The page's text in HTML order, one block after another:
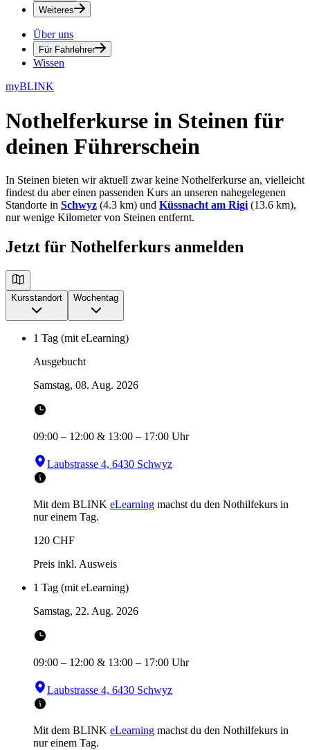
Weiteres
Über uns
Für Fahrlehrer
Wissen
myBLINK
Nothelferkurse in Steinen für
deinen Führerschein
In Steinen bieten wir aktuell zwar keine Nothelferkurse an, vielleicht
findest du aber einen passenden Kurs an unseren nahegelegenen
Standorte in Schwyz (4.3 km) und Küssnacht am Rigi (13.6 km),
nur wenige Kilometer von Steinen entfernt.
Jetzt für Nothelferkurs anmelden
Kursstandort Wochentag
1 Tag (mit eLearning)
Ausgebucht
Samstag, 08. Aug. 2026
09:00 – 12:00 & 13:00 – 17:00 Uhr
Laubstrasse 4, 6430 Schwyz
Mit dem BLINK eLearning machst du den Nothilfekurs in
nur einem Tag.
120 CHF
Preis inkl. Ausweis
1 Tag (mit eLearning)
Samstag, 22. Aug. 2026
09:00 – 12:00 & 13:00 – 17:00 Uhr
Laubstrasse 4, 6430 Schwyz
Mit dem BLINK eLearning machst du den Nothilfekurs in
nur einem Tag.